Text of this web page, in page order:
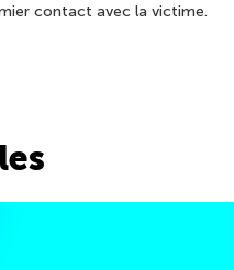
contact avec la victime.